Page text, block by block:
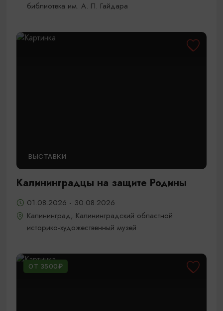
библиотека им. А. П. Гайдара
ВЫСТАВКИ
Калининградцы на защите Родины
01.08.2026 - 30.08.2026
Калининград, Калининградский областной
историко-художественный музей
ОТ 3500₽